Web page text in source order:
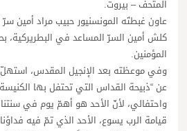
المتحف – بيروت.
عاون غبطتَه المونسنيور حبيب مراد أمين سرّ
كلش أمين السرّ المساعد في البطريركية،
المؤمنين.
وفي موعظته بعد الإنجيل المقدس، استهلّ
عن “ذبيحة القداس التي تحتفل بها
واحتفالي، لأنّ الأحد هو أهمّ يوم في
قيامة الرب يسوع، الأحد الذي تمّ فيه